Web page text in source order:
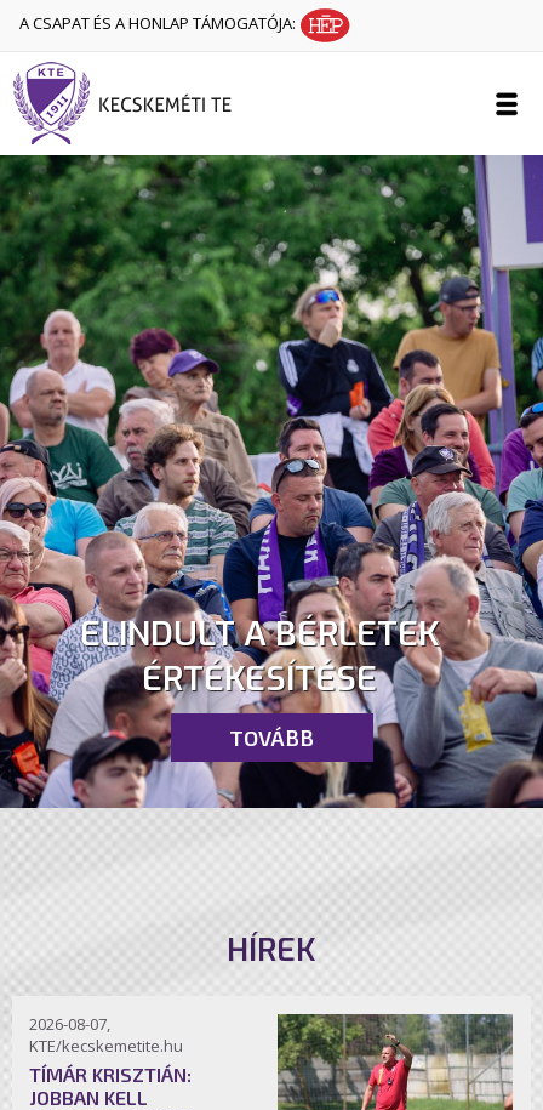
A CSAPAT ÉS A HONLAP TÁMOGATÓJA:
ELINDULT A BÉRLETEK
ÉRTÉKESÍTÉSE
TOVÁBB
HÍREK
2026-08-07,
KTE/kecskemetite.hu
TÍMÁR KRISZTIÁN:
JOBBAN KELL